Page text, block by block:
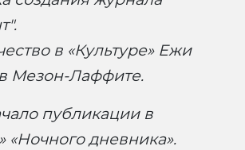
в «Культуре» Ежи
Мезон-Лаффите.
публикации в
«Ночного дневника».